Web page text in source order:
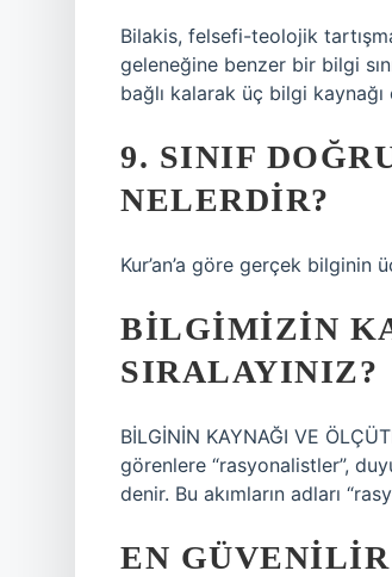
Bilakis, felsefi-teolojik
geleneğine benzer bir bilgi
bağlı kalarak üç bilgi
9. SINIF
NELERDIR?
Kur’an’a göre gerçek bilginin
BILGIMIZIN
SIRALAYINIZ?
BİLGİNİN KAYNAĞI VE
görenlere “rasyonalistler”,
denir. Bu akımların adları
EN